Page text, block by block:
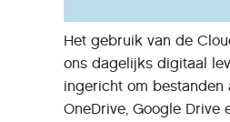
Het gebruik van de
ons dagelijks digitaal
ingericht om
OneDrive, Google Drive